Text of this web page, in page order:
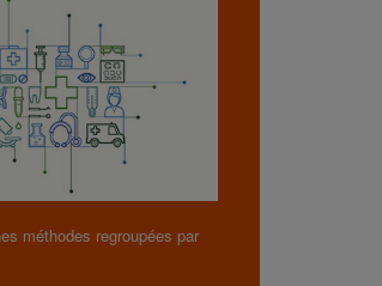
méthodes regroupées par